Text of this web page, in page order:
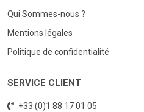
Qui Sommes-nous ?
Mentions légales
Politique de confidentialité
SERVICE CLIENT
+33 (0)1 88 17 01 05